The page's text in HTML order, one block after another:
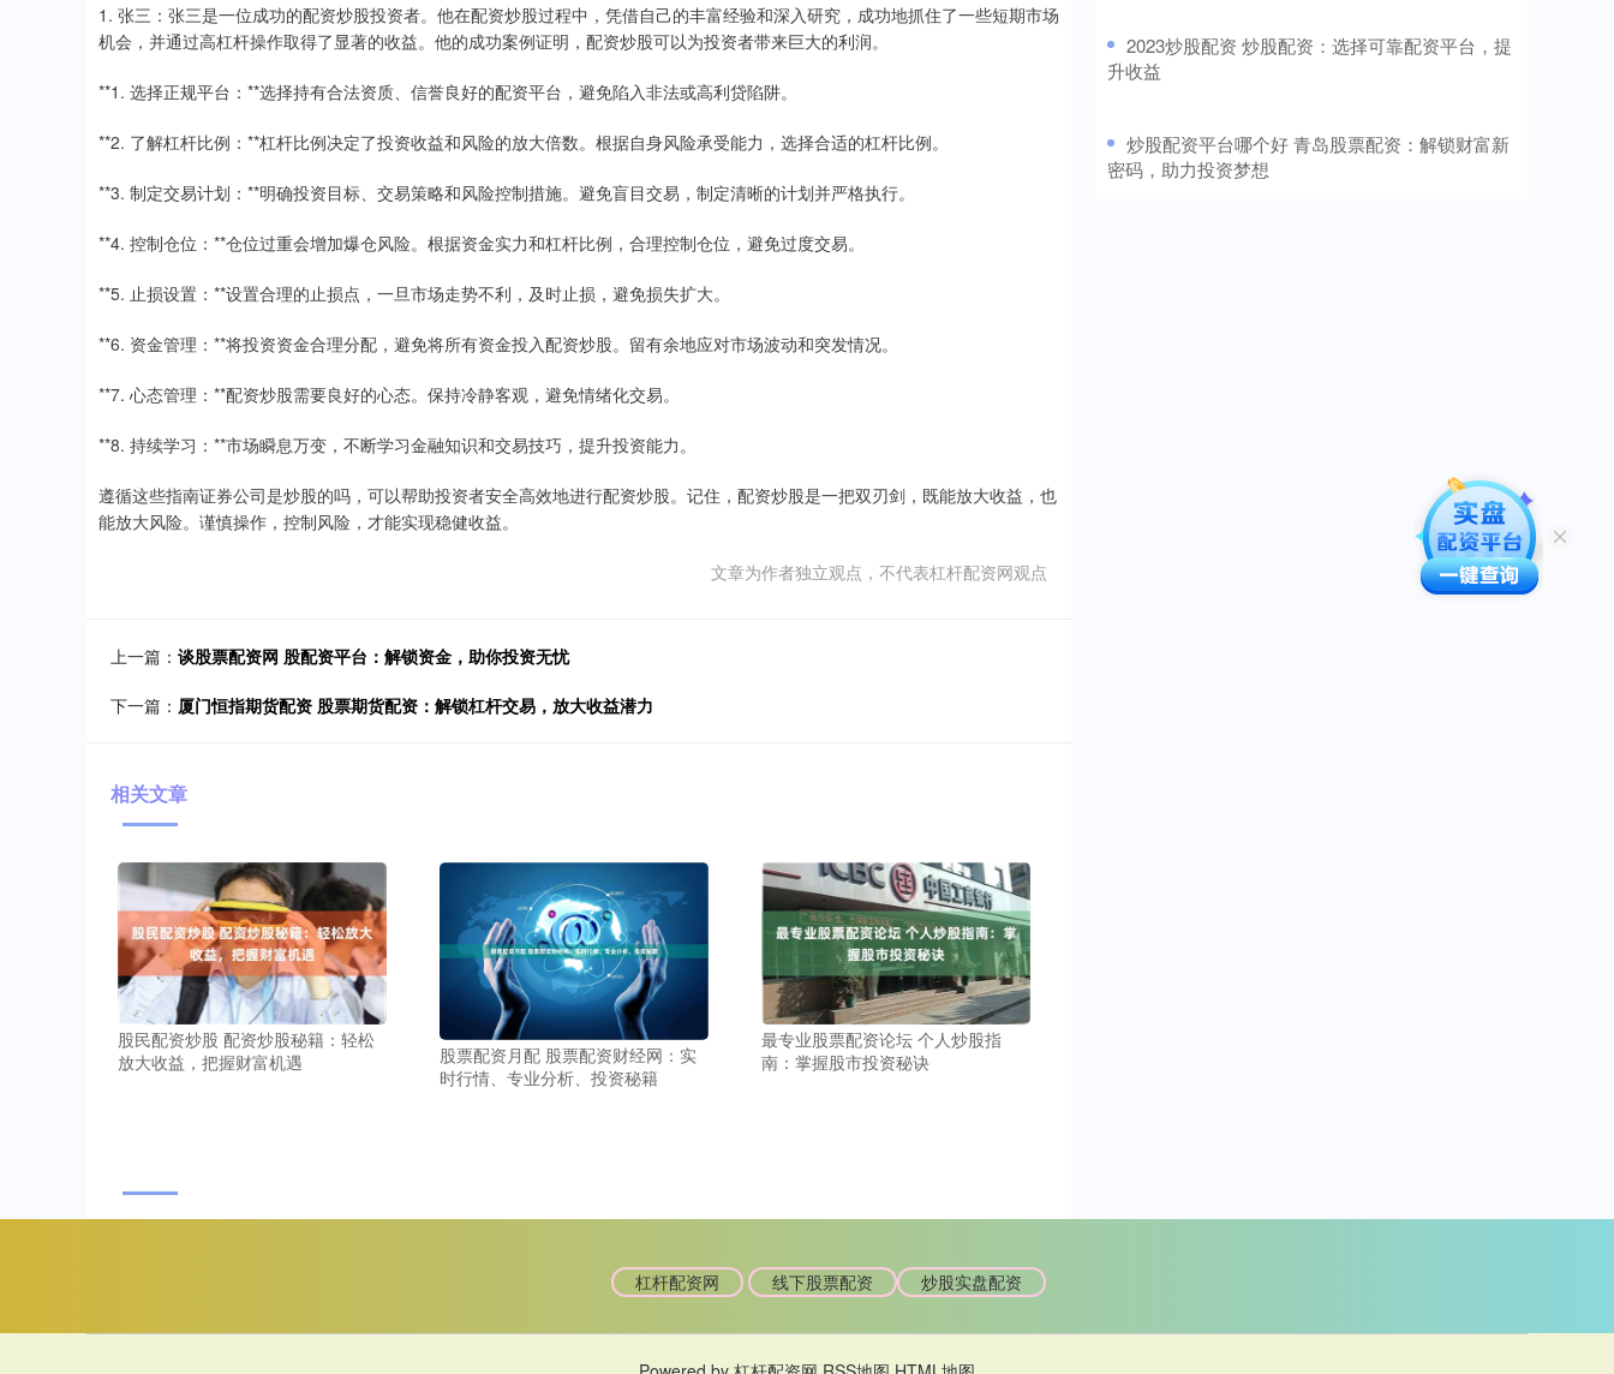
1. 张三：张三是一位成功的配资炒股投资者。他在配资炒股过程中，凭借自己的丰富经验和深入研究，成功地抓住了一些短期市场
机会，并通过高杠杆操作取得了显著的收益。他的成功案例证明，配资炒股可以为投资者带来巨大的利润。
**1. 选择正规平台：**选择持有合法资质、信誉良好的配资平台，避免陷入非法或高利贷陷阱。
**2. 了解杠杆比例：**杠杆比例决定了投资收益和风险的放大倍数。根据自身风险承受能力，选择合适的杠杆比例。
**3. 制定交易计划：**明确投资目标、交易策略和风险控制措施。避免盲目交易，制定清晰的计划并严格执行。
**4. 控制仓位：**仓位过重会增加爆仓风险。根据资金实力和杠杆比例，合理控制仓位，避免过度交易。
**5. 止损设置：**设置合理的止损点，一旦市场走势不利，及时止损，避免损失扩大。
**6. 资金管理：**将投资资金合理分配，避免将所有资金投入配资炒股。留有余地应对市场波动和突发情况。
**7. 心态管理：**配资炒股需要良好的心态。保持冷静客观，避免情绪化交易。
**8. 持续学习：**市场瞬息万变，不断学习金融知识和交易技巧，提升投资能力。
遵循这些指南证券公司是炒股的吗，可以帮助投资者安全高效地进行配资炒股。记住，配资炒股是一把双刃剑，既能放大收益，也
能放大风险。谨慎操作，控制风险，才能实现稳健收益。
文章为作者独立观点，不代表杠杆配资网观点
上一篇： 谈股票配资网 股配资平台：解锁资金，助你投资无忧
下一篇： 厦门恒指期货配资 股票期货配资：解锁杠杆交易，放大收益潜力
相关文章
股民配资炒股 配资炒股秘籍：轻松
放大收益，把握财富机遇
股票配资月配 股票配资财经网：实
时行情、专业分析、投资秘籍
最专业股票配资论坛 个人炒股指
南：掌握股市投资秘诀
​2023炒股配资 炒股配资：选择可靠配资平台，提
升收益
​炒股配资平台哪个好 青岛股票配资：解锁财富新
密码，助力投资梦想
杠杆配资网 线下股票配资 炒股实盘配资